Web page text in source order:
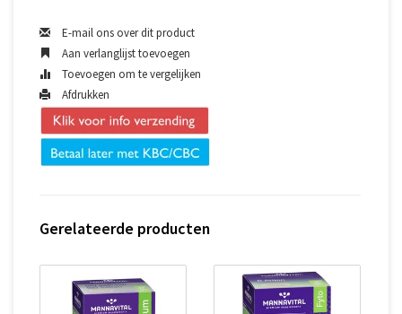
E-mail ons over dit product
Aan verlanglijst toevoegen
Toevoegen om te vergelijken
Afdrukken
Gerelateerde producten